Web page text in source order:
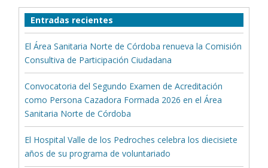
Entradas recientes
El Área Sanitaria Norte de Córdoba renueva la Comisión
Consultiva de Participación Ciudadana
Convocatoria del Segundo Examen de Acreditación
como Persona Cazadora Formada 2026 en el Área
Sanitaria Norte de Córdoba
El Hospital Valle de los Pedroches celebra los diecisiete
años de su programa de voluntariado